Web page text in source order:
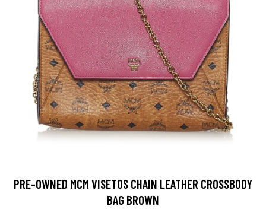
PRE-OWNED MCM VISETOS CHAIN LEATHER CROSSBODY
BAG BROWN